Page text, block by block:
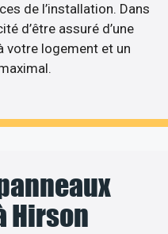
de l’installation. Dans
d’être assuré d’une
votre logement et un
Hirson